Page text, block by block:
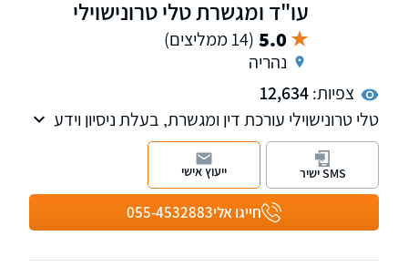
עו"ד ומגשרת טלי טרונישוילי
5.0 (14 ממליצים)
נהריה
צפיות:12,634
טלי טרונישוילי עורכת דין ומגשרת, בעלת ניסיון וידע
עשיר בתחום דיני המשפחה, ניהול הליכי גירושין,
צוואות וירושות, מקרקעין נדל"ן, פירוק שיתוף
ופשיטת רגל. למשרד שלוחות בקרית מוצקין, נהריה
חייגו אלי055-4532883
SMS ישיר ייעוץ אישי